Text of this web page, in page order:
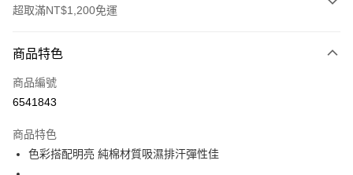
超取滿NT$1,200免運
信用卡一次付款
超商取貨付款
街口支付
商品特色
商品編號
6541843
商品特色
色彩搭配明亮 純棉材質吸濕排汗彈性佳